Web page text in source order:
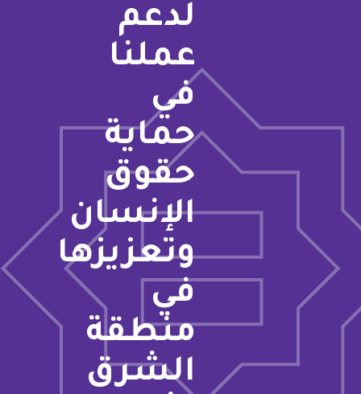
لدعم
عملنا
في
حماية
حقوق
الإنسان
وتعزيزها
في
منطقة
الشرق